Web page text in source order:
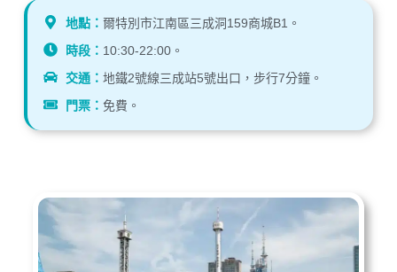
地點：爾特別市江南區三成洞159商城B1。
時段： 10:30-22:00。
交通：地鐵2號線三成站5號出口，步行7分鐘。
門票：免費。